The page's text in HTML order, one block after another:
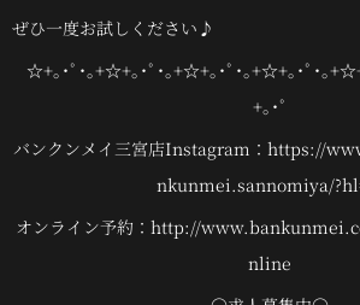
ぜひ一度お試しください♪
☆+｡･ﾟ･｡+☆+｡･ﾟ･｡+☆+｡･ﾟ･｡+☆+｡･ﾟ･｡
+｡･ﾟ
バンクンメイ三宮店Instagram：https://
nkunmei.sannomiya/
オンライン予約：http://
nline